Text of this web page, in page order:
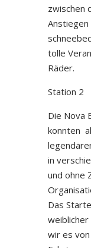
zwischen
tolle
Räder.
Station 2
Die Nova
konnten
in
und ohne
Das
wir es